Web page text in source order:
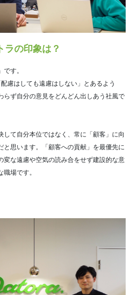
ラの印象は？
す。
慮はしても遠慮はしない」とあるよう
らず自分の意見をどんどん出しあう社風で
して自分本位ではなく、常に「顧客」に向
と思います。「顧客への貢献」を最優先に
変な遠慮や空気の読み合をせず建設的な意
場です。